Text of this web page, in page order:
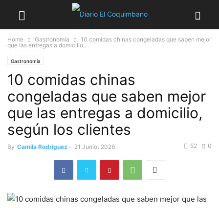
Home Gastronomía
10 comidas chinas congeladas que saben mejor
que las entregas a domicilio,...
Gastronomía
10 comidas chinas
congeladas que saben mejor
que las entregas a domicilio,
según los clientes
By Camila Rodríguez - 21 Junio، 2026 0
52